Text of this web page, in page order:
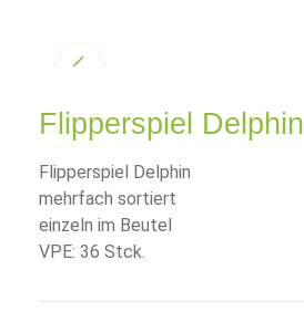
Flipperspiel Delphin
Flipperspiel Delphin
mehrfach sortiert
einzeln im Beutel
VPE: 36 Stck.